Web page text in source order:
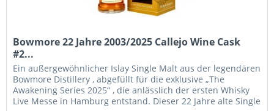
Bowmore 22 Jahre 2003/2025 Callejo Wine Cask
#2...
Ein außergewöhnlicher Islay Single Malt aus der legendären
Bowmore Distillery , abgefüllt für die exklusive „The
Awakening Series 2025“ , die anlässlich der ersten Whisky
Live Messe in Hamburg entstand. Dieser 22 Jahre alte Single